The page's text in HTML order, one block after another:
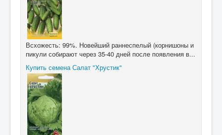
Всхожесть: 99%. Новейший раннеспелый (корнишоны и
пикули собирают через 35-40 дней после появления в...
Купить семена Салат "Хрустик"